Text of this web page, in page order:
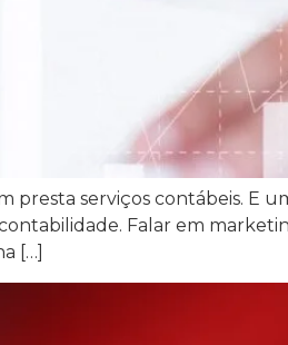
presta serviços contábeis. E
Falar em
[…]